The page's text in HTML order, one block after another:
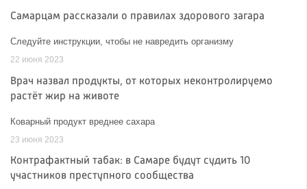
Самарцам рассказали о правилах здорового загара
Следуйте инструкции, чтобы не навредить организму
22 июня 2023
Врач назвал продукты, от которых неконтролируемо
растёт жир на животе
Коварный продукт вреднее сахара
23 июня 2023
Контрафактный табак: в Самаре будут судить 10
участников преступного сообщества